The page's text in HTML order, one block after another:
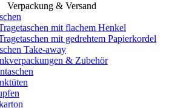
Verpackung & Versand
mit flachem Henkel
mit gedrehtem Papierkordel
Take-away
& Zubehör